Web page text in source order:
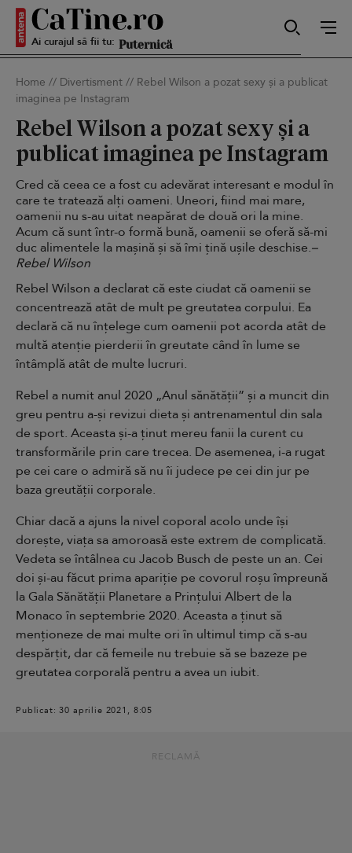
Ai curajul să fii tu: Puternică
Home // Divertisment // Rebel Wilson a pozat sexy și a publicat
imaginea pe Instagram
Rebel Wilson a pozat sexy și a
publicat imaginea pe Instagram
Cred că ceea ce a fost cu adevărat interesant e modul în
care te tratează alți oameni. Uneori, fiind mai mare,
oamenii nu s-au uitat neapărat de două ori la mine.
Acum că sunt într-o formă bună, oamenii se oferă să-mi
duc alimentele la mașină și să îmi țină ușile deschise.–
Rebel Wilson
Rebel Wilson a declarat că este ciudat că oamenii se
concentrează atât de mult pe greutatea corpului. Ea
declară că nu înțelege cum oamenii pot acorda atât de
multă atenție pierderii în greutate când în lume se
întâmplă atât de multe lucruri.
Rebel a numit anul 2020 „Anul sănătății” și a muncit din
greu pentru a-și revizui dieta și antrenamentul din sala
de sport. Aceasta și-a ținut mereu fanii la curent cu
transformările prin care trecea. De asemenea, i-a rugat
pe cei care o admiră să nu îi judece pe cei din jur pe
baza greutății corporale.
Chiar dacă a ajuns la nivel coporal acolo unde își
dorește, viața sa amoroasă este extrem de complicată.
Vedeta se întâlnea cu Jacob Busch de peste un an. Cei
doi și-au făcut prima apariție pe covorul roșu împreună
la Gala Sănătății Planetare a Prințului Albert de la
Monaco în septembrie 2020. Aceasta a ținut să
menționeze de mai multe ori în ultimul timp că s-au
despărțit, dar că femeile nu trebuie să se bazeze pe
greutatea corporală pentru a avea un iubit.
Publicat: 30 aprilie 2021, 8:05
RECLAMĂ